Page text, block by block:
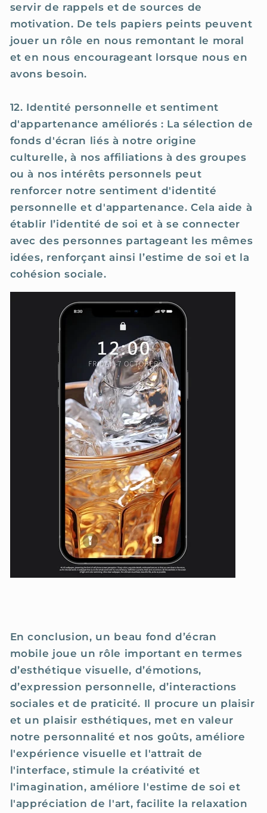
servir de rappels et de sources de
motivation. De tels papiers peints peuvent
jouer un rôle en nous remontant le moral
et en nous encourageant lorsque nous en
avons besoin.
12. Identité personnelle et sentiment
d'appartenance améliorés : La sélection de
fonds d'écran liés à notre origine
culturelle, à nos affiliations à des groupes
ou à nos intérêts personnels peut
renforcer notre sentiment d'identité
personnelle et d'appartenance. Cela aide à
établir l’identité de soi et à se connecter
avec des personnes partageant les mêmes
idées, renforçant ainsi l’estime de soi et la
cohésion sociale.
En conclusion, un beau fond d’écran
mobile joue un rôle important en termes
d’esthétique visuelle, d’émotions,
d’expression personnelle, d’interactions
sociales et de praticité. Il procure un plaisir
et un plaisir esthétiques, met en valeur
notre personnalité et nos goûts, améliore
l'expérience visuelle et l'attrait de
l'interface, stimule la créativité et
l'imagination, améliore l'estime de soi et
l'appréciation de l'art, facilite la relaxation